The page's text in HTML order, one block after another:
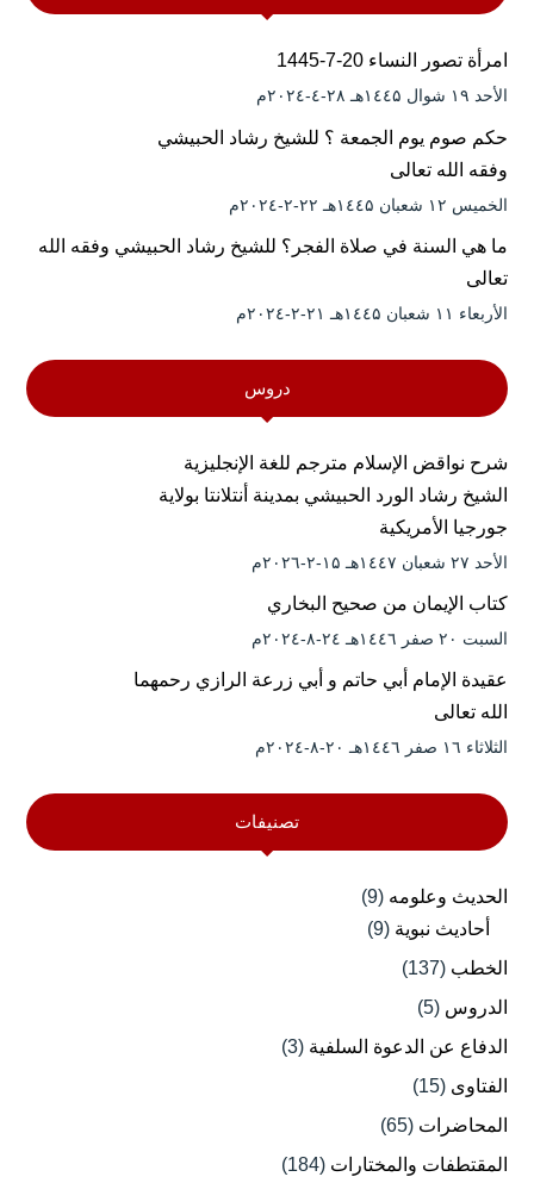
امرأة تصور النساء 20-7-1445
الأحد ۱۹ شوال ۱٤٤۵هـ ۲۸-٤-۲۰۲٤م
حكم صوم يوم الجمعة ؟ للشيخ رشاد الحبيشي
وفقه الله تعالى
الخميس ۱۲ شعبان ۱٤٤۵هـ ۲۲-۲-۲۰۲٤م
ما هي السنة في صلاة الفجر؟ للشيخ رشاد الحبيشي وفقه الله
تعالى
الأربعاء ۱۱ شعبان ۱٤٤۵هـ ۲۱-۲-۲۰۲٤م
دروس
شرح نواقض الإسلام مترجم للغة الإنجليزية
الشيخ رشاد الورد الحبيشي بمدينة أنتلانتا بولاية
جورجيا الأمريكية
الأحد ۲۷ شعبان ۱٤٤۷هـ ۱۵-۲-۲۰۲٦م
كتاب الإيمان من صحيح البخاري
السبت ۲۰ صفر ۱٤٤٦هـ ۲٤-۸-۲۰۲٤م
عقيدة الإمام أبي حاتم و أبي زرعة الرازي رحمهما
الله تعالى
الثلاثاء ۱٦ صفر ۱٤٤٦هـ ۲۰-۸-۲۰۲٤م
تصنيفات
الحديث وعلومه (9)
أحاديث نبوية (9)
الخطب (137)
الدروس (5)
الدفاع عن الدعوة السلفية (3)
الفتاوى (15)
المحاضرات (65)
المقتطفات والمختارات (184)